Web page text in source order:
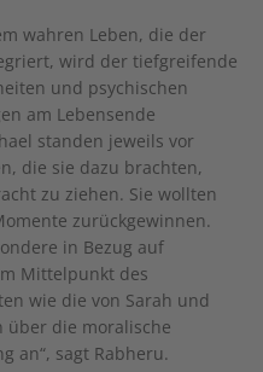
wahren Leben, die der
wird der tiefgreifende
und psychischen
am Lebensende
standen jeweils vor
die sie dazu brachten,
zu ziehen. Sie wollten
zurückgewinnen.
in Bezug auf
Mittelpunkt des
wie die von Sarah und
über die moralische
an“, sagt Rabheru.